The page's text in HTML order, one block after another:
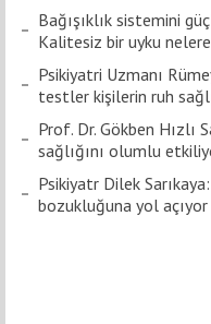
Bağışıklık sistemini
Kalitesiz bir uyku
Psikiyatri Uzmanı
testler kişilerin ruh
Prof. Dr. Gökben Hızlı
sağlığını olumlu
Psikiyatr Dilek
bozukluğuna yol açıyor